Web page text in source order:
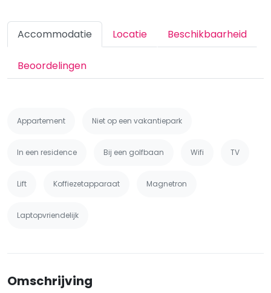
Accommodatie Locatie Beschikbaarheid
Beoordelingen
Appartement Niet op een vakantiepark
In een residence Bij een golfbaan Wifi TV
Lift Koffiezetapparaat Magnetron
Laptopvriendelijk
Omschrijving